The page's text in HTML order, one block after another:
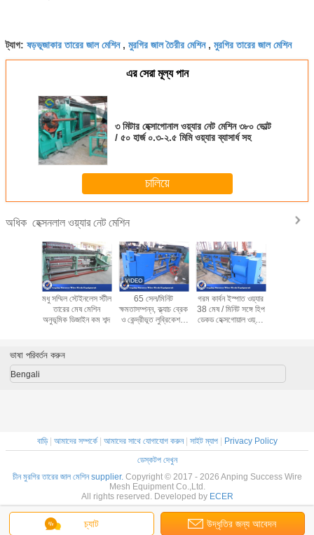
ট্যাগ: ষড়ভূজাকার তারের জাল মেশিন, মুরগির জাল তৈরীর মেশিন, মুরগির তারের জাল মেশিন
এর সেরা মূল্য পান
৩ মিটার হেক্সাগোনাল ওয়্যার নেট মেশিন ৩৮০ ভোল্ট
/ ৫০ হার্জ ০.৩-২.৫ মিমি ওয়্যার ব্যাসার্ধ সহ
চালিয়ে
অধিক হেক্সনলাল ওয়্যার নেট মেশিন
মধু সম্মিল স্টেইনলেস স্টীল
তারের মেষ মেশিন
অনুভূমিক ডিজাইন কম শব্দ
65 সেল/মিনিট
ক্ষমতাসম্পন্ন, ক্ল্যাচ ব্রেক
ও কেন্দ্রীভূত লুব্রিকেশন-
গরম কার্বন ইস্পাত ওয়্যার
38 মেষ / মিনিট সঙ্গে হিপ
ডেকড হেক্সগোয়াল ওয়্যার
চ্যাট উদ্ধৃতির জন্য আবেদন
ভাষা পরিবর্তন করুন
Bengali
বাড়ি| আমাদের সম্পর্কে| আমাদের সাথে যোগাযোগ করুন| সাইট ম্যাপ| Privacy Policy
ডেস্কটপ দেখুন
চীন মুরগির তারের জাল মেশিন supplier. Copyright © 2017 - 2026 Anping Success Wire
Mesh Equipment Co.,Ltd.
All rights reserved. Developed by ECER